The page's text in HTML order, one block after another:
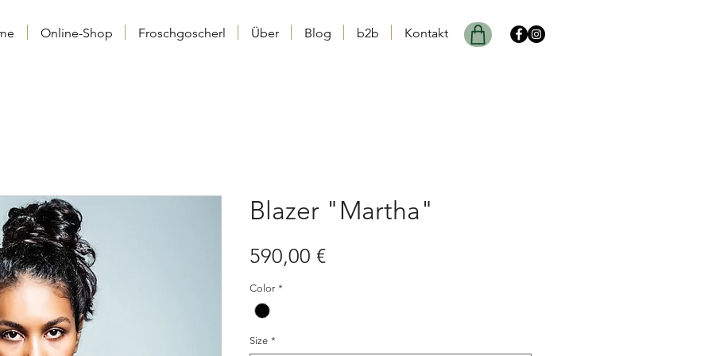
Online-Shop Froschgoscherl Über Blog b2b Kontakt
Blazer "Martha"
590,00 €Preis
Color *
Size *